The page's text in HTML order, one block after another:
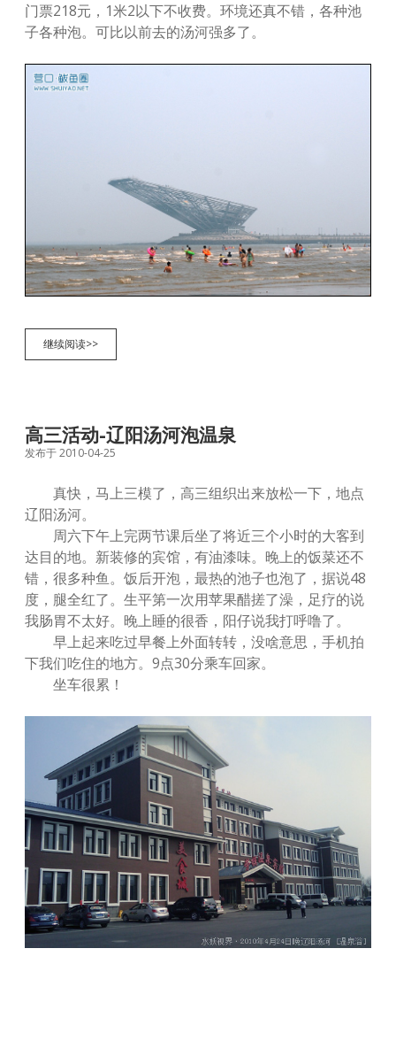
门票218元，1米2以下不收费。环境还真不错，各种池
子各种泡。可比以前去的汤河强多了。
继续阅读>>鲅
鱼
高三活动-辽阳汤河泡温泉
发布于 2010-04-25
真快，马上三模了，高三组织出来放松一下，地点
辽阳汤河。
周六下午上完两节课后坐了将近三个小时的大客到
达目的地。新装修的宾馆，有油漆味。晚上的饭菜还不
错，很多种鱼。饭后开泡，最热的池子也泡了，据说48
度，腿全红了。生平第一次用苹果醋搓了澡，足疗的说
我肠胃不太好。晚上睡的很香，阳仔说我打呼噜了。
早上起来吃过早餐上外面转转，没啥意思，手机拍
下我们吃住的地方。9点30分乘车回家。
坐车很累！